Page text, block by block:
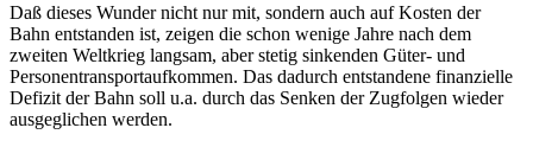
Daß dieses Wunder nicht nur mit, sondern auch auf Kosten der
Bahn entstanden ist, zeigen die schon wenige Jahre nach dem
zweiten Weltkrieg langsam, aber stetig sinkenden Güter- und
Personentransportaufkommen. Das dadurch entstandene finanzielle
Defizit der Bahn soll u.a. durch das Senken der Zugfolgen wieder
ausgeglichen werden.